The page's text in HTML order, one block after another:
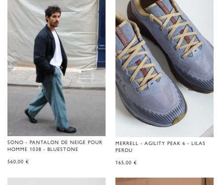
SONO - PANTALON DE NEIGE POUR
HOMME 1038 - BLUESTONE
560,00 €
MERRELL - AGILITY PEAK 6 - LILAS
PERDU
165,00 €